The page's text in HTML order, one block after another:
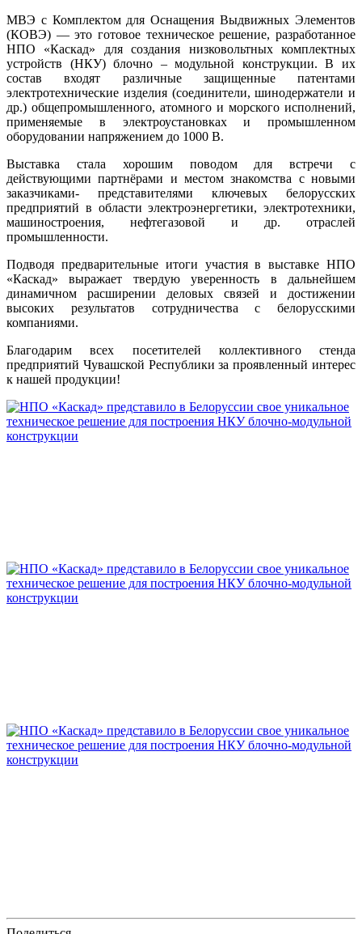
МВЭ с Комплектом для Оснащения Выдвижных Элементов
(КОВЭ) — это готовое техническое решение, разработанное
НПО «Каскад» для создания низковольтных комплектных
устройств (НКУ) блочно – модульной конструкции. В их
состав входят различные защищенные патентами
электротехнические изделия (соединители, шинодержатели и
др.) общепромышленного, атомного и морского исполнений,
применяемые в электроустановках и промышленном
оборудовании напряжением до 1000 В.
Выставка стала хорошим поводом для встречи с
действующими партнёрами и местом знакомства с новыми
заказчиками- представителями ключевых белорусских
предприятий в области электроэнергетики, электротехники,
машиностроения, нефтегазовой и др. отраслей
промышленности.
Подводя предварительные итоги участия в выставке НПО
«Каскад» выражает твердую уверенность в дальнейшем
динамичном расширении деловых связей и достижении
высоких результатов сотрудничества с белорусскими
компаниями.
Благодарим всех посетителей коллективного стенда
предприятий Чувашской Республики за проявленный интерес
к нашей продукции!